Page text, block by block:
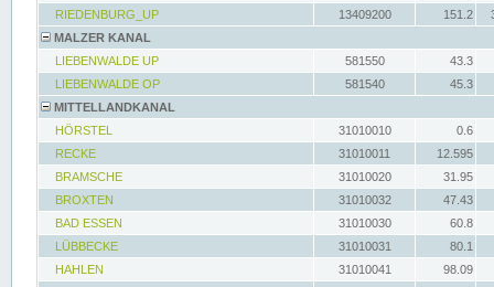
RIEDENBURG_UP
13409200 151.2
MALZER KANAL
LIEBENWALDE UP
581550
43.3
LIEBENWALDE OP
581540
45.3
MITTELLANDKANAL
HÖRSTEL
31010010
0.6
RECKE
31010011
12.595
BRAMSCHE
31010020
31.95
BROXTEN
31010032
47.43
BAD ESSEN
31010030
60.8
LÜBBECKE
31010031
80.1
HAHLEN
31010041
98.09